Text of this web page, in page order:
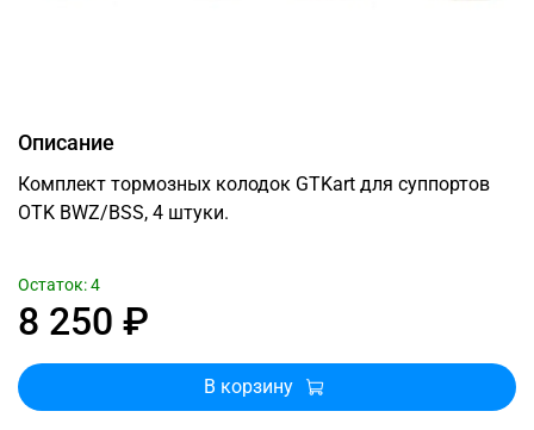
Описание
Комплект тормозных колодок GTKart для суппортов
OTK BWZ/BSS, 4 штуки.
8 250 ₽
Остаток: 4
В корзину